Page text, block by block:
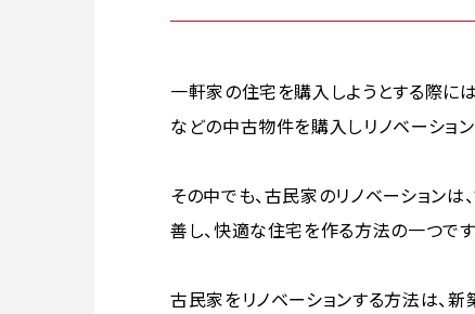
一軒家の住宅を購入しようとする際に
などの中古物件を購入しリノベーショ
その中でも、古民家のリノベーション
善し、快適な住宅を作る方法の一つです
古民家をリノベーションする方法は、